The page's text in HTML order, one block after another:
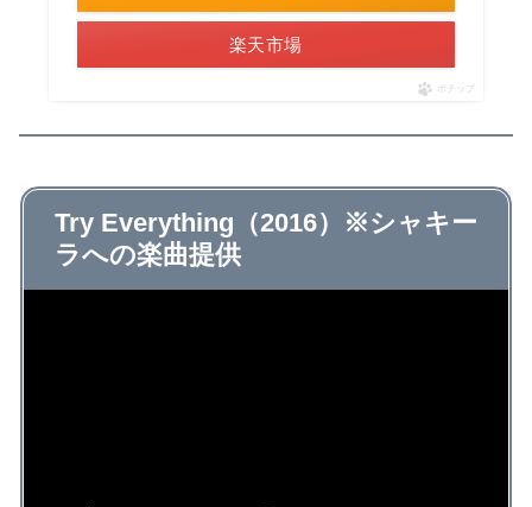
楽天市場
ポチップ
Try Everything（2016）※シャキー
ラへの楽曲提供